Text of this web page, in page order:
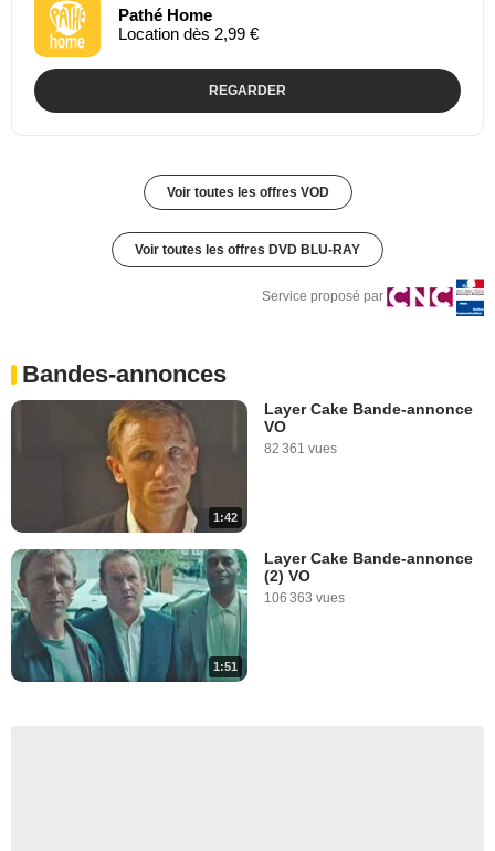
Pathé Home
Location dès 2,99 €
REGARDER
Voir toutes les offres VOD
Voir toutes les offres DVD BLU-RAY
Service proposé par
Bandes-annonces
1:42
Layer Cake Bande-annonce
VO
82 361 vues
1:51
Layer Cake Bande-annonce
(2) VO
106 363 vues